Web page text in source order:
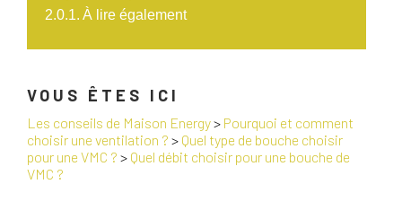
À lire également
VOUS ÊTES ICI
Les conseils de Maison Energy> Pourquoi et comment
choisir une ventilation ? > Quel type de bouche choisir
pour une VMC ? > Quel débit choisir pour une bouche de
VMC ?